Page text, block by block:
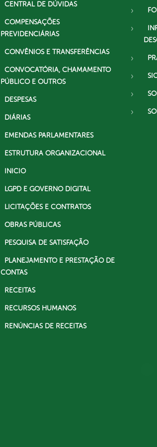
CENTRAL DE DÚVIDAS
COMPENSAÇÕES
PREVIDENCIÁRIAS
CONVÊNIOS E TRANSFERÊNCIAS
CONVOCATÓRIA, CHAMAMENTO
PÚBLICO E OUTROS
DESPESAS
DIÁRIAS
EMENDAS PARLAMENTARES
ESTRUTURA ORGANIZACIONAL
INICIO
LGPD E GOVERNO DIGITAL
LICITAÇÕES E CONTRATOS
OBRAS PÚBLICAS
PESQUISA DE SATISFAÇÃO
PLANEJAMENTO E PRESTAÇÃO DE
CONTAS
RECEITAS
RECURSOS HUMANOS
RENÚNCIAS DE RECEITAS